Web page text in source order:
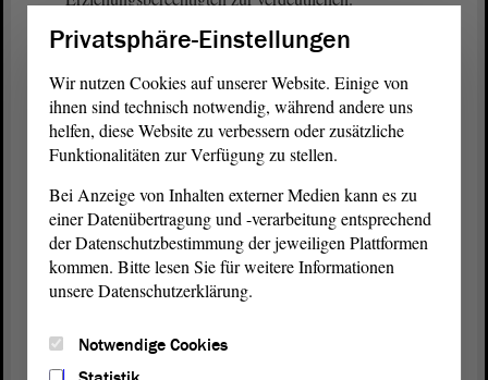
(Angela Gorr, CDU: Genau!)
Beispielweise treffen sie mit ihrer Entscheidung
über die Schullaufbahn ihrer Kinder nach der
Klasse 4, nach dem Primarbereich, keine
(Zustimmung von Angela Gorr, CDU, und von
Katrin Gensecke, SPD)
Lehrer , unser Schulsystem bietet dazu die
Privatsphäre-Einstellungen
Wir nutzen Cookies auf unserer Website. Einige von
ihnen sind technisch notwendig, während andere uns
helfen, diese Website zu verbessern oder zusätzliche
Funktionalitäten zur Verfügung zu stellen.
Bei Anzeige von Inhalten externer Medien kann es zu
einer Datenübertragung und -verarbeitung entsprechend
der Datenschutzbestimmung der jeweiligen Plattformen
kommen. Bitte lesen Sie für weitere Informationen
unsere Datenschutzerklärung.
Notwendige Cookies